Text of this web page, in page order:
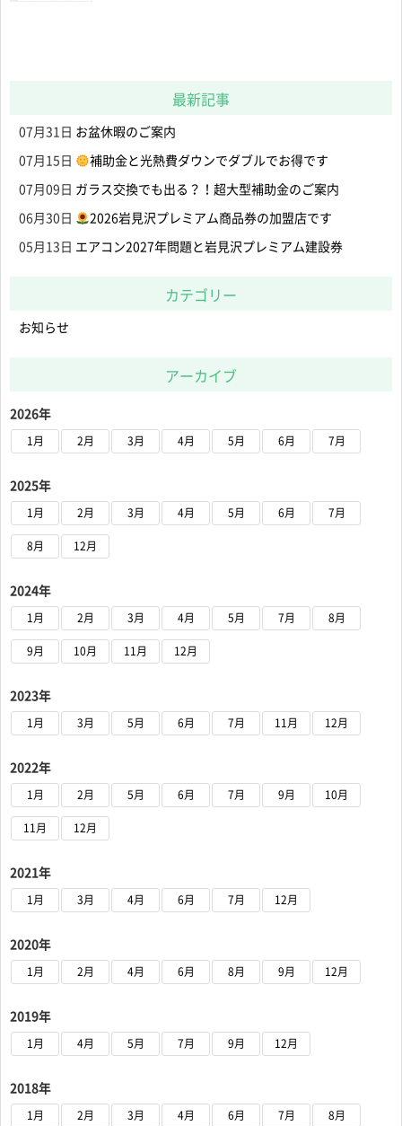
最新記事
07月31日 お盆休暇のご案内
07月15日 補助金と光熱費ダウンでダブルでお得です
07月09日 ガラス交換でも出る？！超大型補助金のご案内
06月30日 2026岩見沢プレミアム商品券の加盟店です
05月13日 エアコン2027年問題と岩見沢プレミアム建設券
カテゴリー
お知らせ
アーカイブ
2026年
1月 2月 3月 4月 5月 6月 7月
2025年
1月 2月 3月 4月 5月 6月 7月
8月 12月
2024年
1月 2月 3月 4月 5月 7月 8月
9月 10月 11月 12月
2023年
1月 3月 5月 6月 7月 11月 12月
2022年
1月 2月 5月 6月 7月 9月 10月
11月 12月
2021年
1月 3月 4月 6月 7月 12月
2020年
1月 2月 4月 6月 8月 9月 12月
2019年
1月 4月 5月 7月 9月 12月
2018年
1月 2月 3月 4月 6月 7月 8月